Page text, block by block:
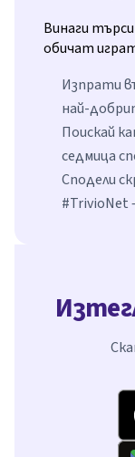
Винаги
обичат
Изпрати
най-
Поискай
седмица
Сподели
#TrivioNet